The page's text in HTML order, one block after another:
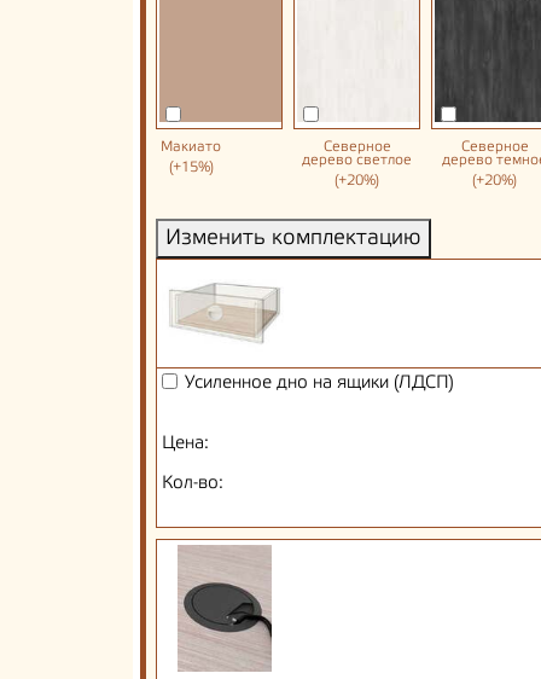
Макиато
(+15%)
Северное
дерево светлое
(+20%)
Северное
дерево
(+20%)
Изменить комплектацию
Усиленное дно на ящики (ЛДСП)
Цена:
Кол-во: